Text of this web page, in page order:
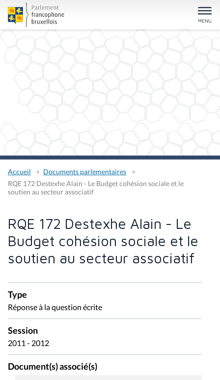
Accueil
Documents parlementaires
RQE 172 Destexhe Alain - Le Budget cohésion sociale et le
soutien au secteur associatif
RQE 172 Destexhe Alain - Le
Budget cohésion sociale et le
soutien au secteur associatif
Type
Réponse à la question écrite
Session
2011 - 2012
Document(s) associé(s)